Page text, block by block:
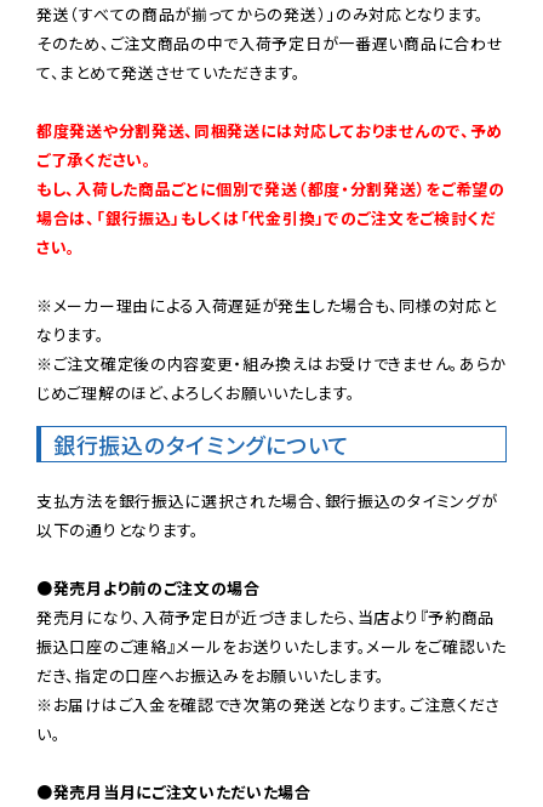
発送（すべての商品が揃ってからの発送）」のみ対応となります。
そのため、ご注文商品の中で入荷予定日が一番遅い商品に合わせ
て、まとめて発送させていただきます。
都度発送や分割発送、同梱発送には対応しておりませんので、予め
ご了承ください。
もし、入荷した商品ごとに個別で発送（都度・分割発送）をご希望の
場合は、「銀行振込」もしくは「代金引換」でのご注文をご検討くだ
さい。
※メーカー理由による入荷遅延が発生した場合も、同様の対応と
なります。
※ご注文確定後の内容変更・組み換えはお受けできません。あらか
じめご理解のほど、よろしくお願いいたします。
銀行振込のタイミングについて
支払方法を銀行振込に選択された場合、銀行振込のタイミングが
以下の通りとなります。
●発売月より前のご注文の場合
発売月になり、入荷予定日が近づきましたら、当店より『予約商品
振込口座のご連絡』メールをお送りいたします。メールをご確認いた
だき、指定の口座へお振込みをお願いいたします。
※お届けはご入金を確認でき次第の発送となります。ご注意くださ
い。
●発売月当月にご注文いただいた場合